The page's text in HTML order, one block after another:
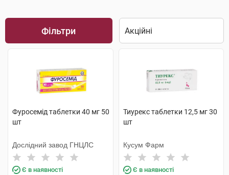
Фільтри
Фуросемід таблетки 40 мг 50
шт
Дослідний завод ГНЦЛС
Є в наявності
Тиурекс таблетки 12,5 мг 30
шт
Кусум Фарм
Є в наявності